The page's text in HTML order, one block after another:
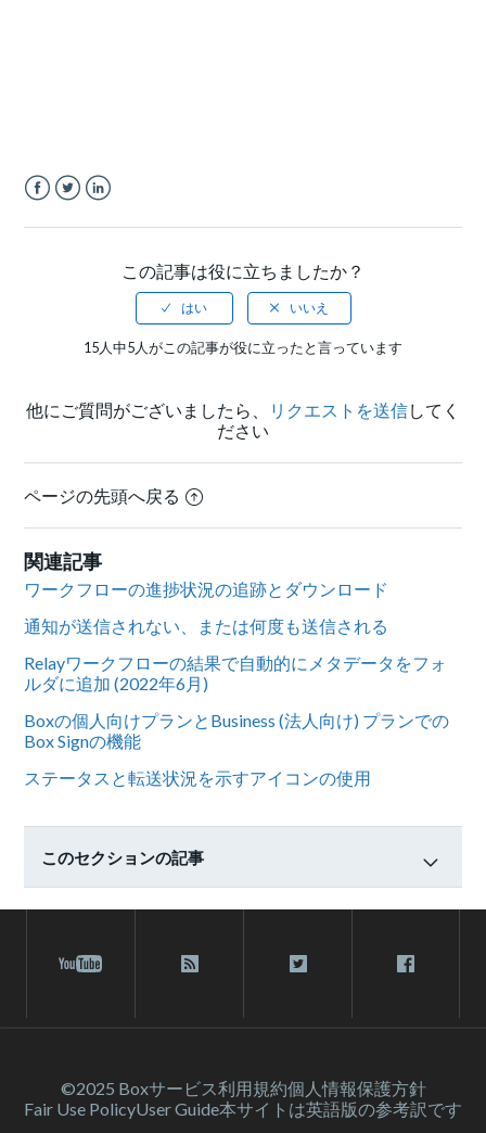
この記事は役に立ちましたか？
15人中5人がこの記事が役に立ったと言っています
他にご質問がございましたら、 リクエストを送信してく
ださい
ページの先頭へ戻る
関連記事
ワークフローの進捗状況の追跡とダウンロード
通知が送信されない、または何度も送信される
Relayワークフローの結果で自動的にメタデータをフォ
ルダに追加 (2022年6月)
Boxの個人向けプランとBusiness (法人向け) プランでの
Box Signの機能
ステータスと転送状況を示すアイコンの使用
このセクションの記事
©2025 Boxサービス利⽤規約個人情報保護方針
Fair Use PolicyUser Guide本サイトは英語版の参考訳です